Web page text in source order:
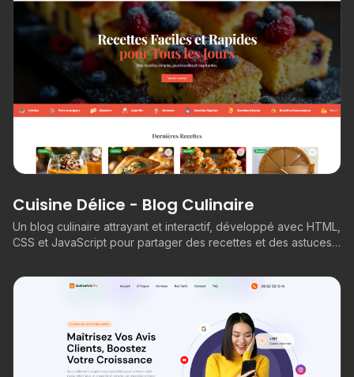
Cuisine Délice - Blog Culinaire
Un blog culinaire attrayant et interactif, développé avec HTML,
CSS et JavaScript pour partager des recettes et des astuces